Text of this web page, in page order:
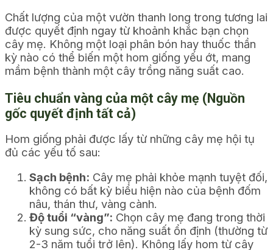
Chất lượng của một vườn thanh long trong tương lai
được quyết định ngay từ khoảnh khắc bạn chọn
cây mẹ. Không một loại phân bón hay thuốc thần
kỳ nào có thể biến một hom giống yếu ớt, mang
mầm bệnh thành một cây trồng năng suất cao.
Tiêu chuẩn vàng của một cây mẹ (Nguồn
gốc quyết định tất cả)
Hom giống phải được lấy từ những cây mẹ hội tụ
đủ các yếu tố sau:
Sạch bệnh: Cây mẹ phải khỏe mạnh tuyệt đối,
không có bất kỳ biểu hiện nào của bệnh đốm
nâu, thán thư, vàng cành.
Độ tuổi “vàng”: Chọn cây mẹ đang trong thời
kỳ sung sức, cho năng suất ổn định (thường từ
2-3 năm tuổi trở lên). Không lấy hom từ cây